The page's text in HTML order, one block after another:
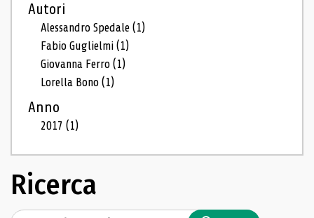
Autori
Alessandro Spedale(1)
Fabio Guglielmi(1)
Giovanna Ferro(1)
Lorella Bono(1)
Anno
2017(1)
Ricerca